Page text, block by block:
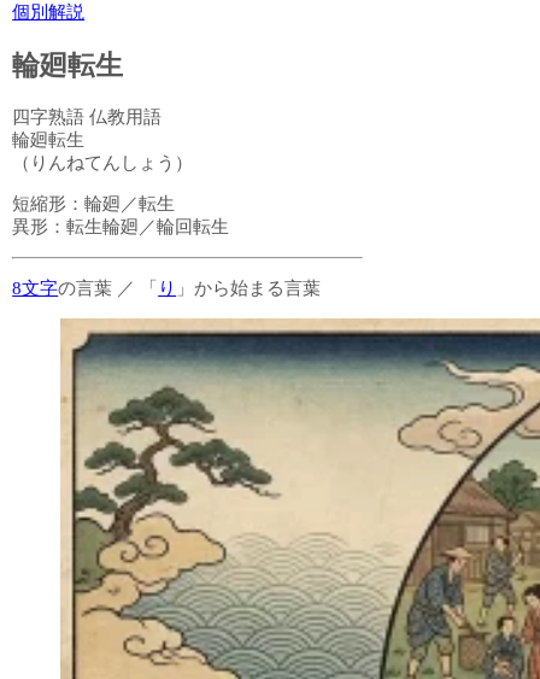
個別解説
輪廻転生
四字熟語 仏教用語
輪廻転生
（りんねてんしょう）
短縮形：輪廻／転生
異形：転生輪廻／輪回転生
8文字の言葉 ／ 「 り 」から始まる言葉